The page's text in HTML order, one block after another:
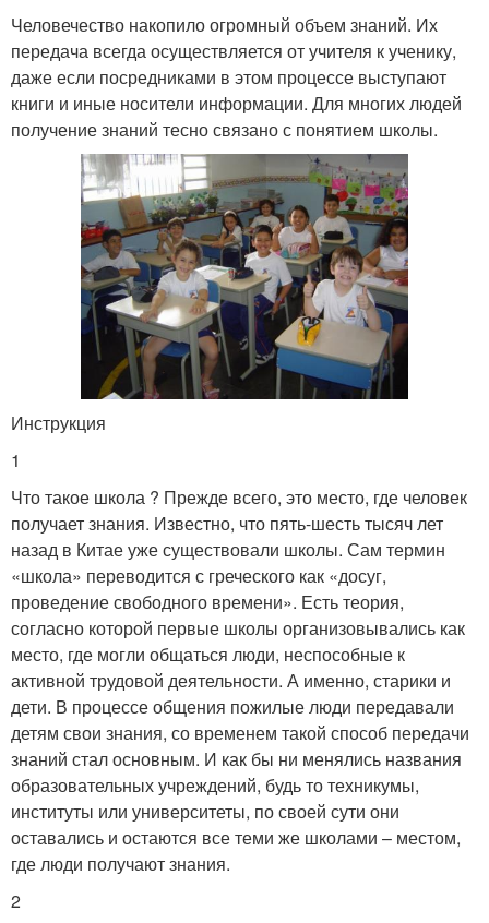
Человечество накопило огромный объем знаний. Их
передача всегда осуществляется от учителя к ученику,
даже если посредниками в этом процессе выступают
книги и иные носители информации. Для многих людей
получение знаний тесно связано с понятием школы.
Инструкция
1
Что такое школа ? Прежде всего, это место, где человек
получает знания. Известно, что пять-шесть тысяч лет
назад в Китае уже существовали школы. Сам термин
«школа» переводится с греческого как «досуг,
проведение свободного времени». Есть теория,
согласно которой первые школы организовывались как
место, где могли общаться люди, неспособные к
активной трудовой деятельности. А именно, старики и
дети. В процессе общения пожилые люди передавали
детям свои знания, со временем такой способ передачи
знаний стал основным. И как бы ни менялись названия
образовательных учреждений, будь то техникумы,
институты или университеты, по своей сути они
оставались и остаются все теми же школами – местом,
где люди получают знания.
2